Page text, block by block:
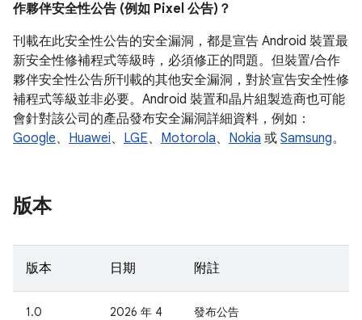
作夥伴安全性公告 (例如 Pixel 公告)？
刊載在此安全性公告的安全漏洞，都是宣告 Android 裝置最
新安全性修補程式等級時，必須修正的問題。但裝置/合作
夥伴安全性公告所刊載的其他安全漏洞，對於宣告安全性修
補程式等級並非必要。Android 裝置和晶片組製造商也可能
會針對該公司的產品發布安全漏洞詳細資料，例如：
Google、 Huawei、 LGE、 Motorola、 Nokia 或 Samsung。
版本
版本 日期 附註
1.0
2026 年 4
發布公告